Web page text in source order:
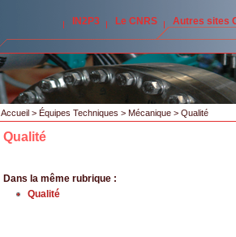
IN2P3 Le CNRS Autres sites
Accueil > Équipes Techniques > Mécanique > Qualité
Qualité
Dans la même rubrique :
Qualité